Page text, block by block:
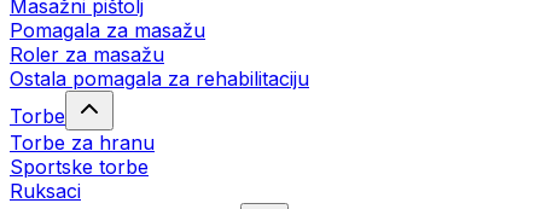
Masažni pištolj
Pomagala za masažu
Roler za masažu
Ostala pomagala za rehabilitaciju
Torbe
Torbe za hranu
Sportske torbe
Ruksaci